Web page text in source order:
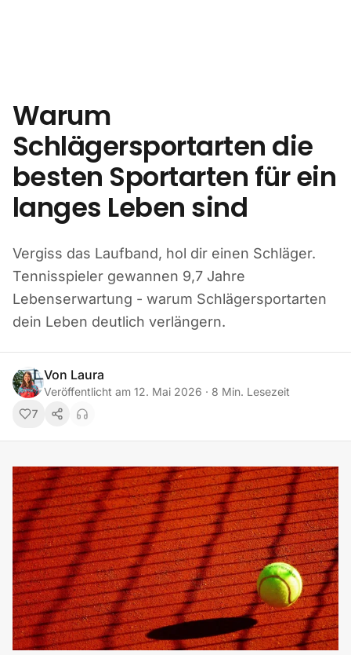
Warum
Schlägersportarten die
besten Sportarten für ein
langes Leben sind
Vergiss das Laufband, hol dir einen Schläger.
Tennisspieler gewannen 9,7 Jahre
Lebenserwartung - warum Schlägersportarten
dein Leben deutlich verlängern.
Von Laura
Veröffentlicht am 12. Mai 2026 · 8 Min. Lesezeit
7